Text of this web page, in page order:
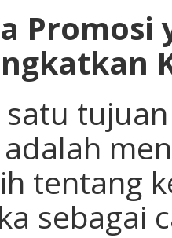
satu
tentang
sebagai